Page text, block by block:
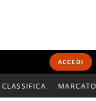
ACCEDI
CLASSIFICA